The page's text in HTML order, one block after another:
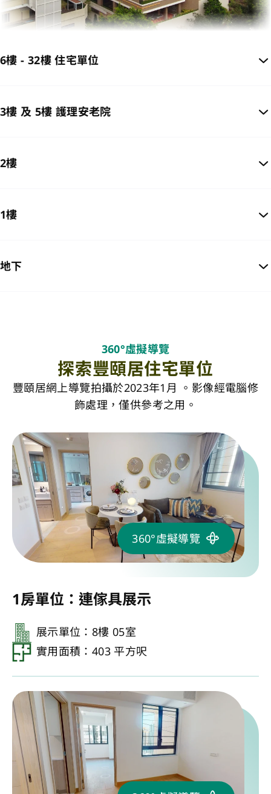
6樓 - 32樓 住宅單位
3樓 及 5樓 護理安老院
2樓
1樓
地下
360°虛擬導覽
探索豐頤居住宅單位
豐頤居網上導覽拍攝於2023年1月 。影像經電腦修
飾處理，僅供參考之用。
360°虛擬導覽
1房單位：連傢具展示
展示單位：8樓 05室
實用面積：403 平方呎